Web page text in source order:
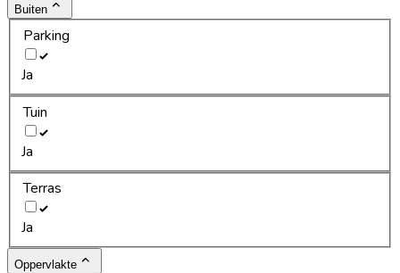
Buiten
Parking
Ja
Tuin
Ja
Terras
Ja
Oppervlakte